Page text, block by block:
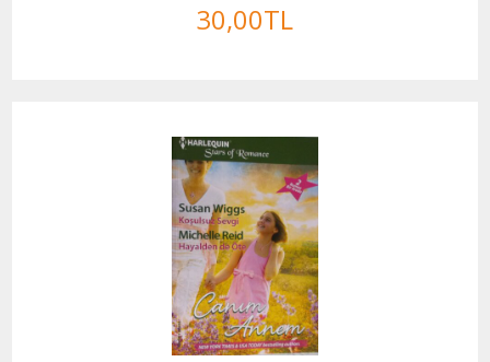
30,00TL